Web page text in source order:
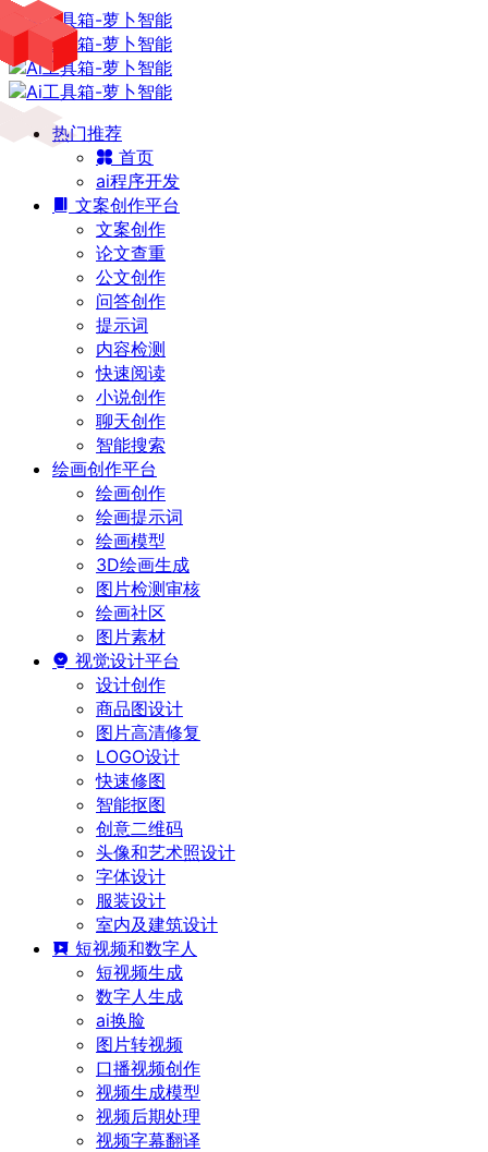
热门推荐
首页
ai程序开发
文案创作平台
文案创作
论文查重
公文创作
问答创作
提示词
内容检测
快速阅读
小说创作
聊天创作
智能搜索
绘画创作平台
绘画创作
绘画提示词
绘画模型
3D绘画生成
图片检测审核
绘画社区
图片素材
视觉设计平台
设计创作
商品图设计
图片高清修复
LOGO设计
快速修图
智能抠图
创意二维码
头像和艺术照设计
字体设计
服装设计
室内及建筑设计
短视频和数字人
短视频生成
数字人生成
ai换脸
图片转视频
口播视频创作
视频生成模型
视频后期处理
视频字幕翻译